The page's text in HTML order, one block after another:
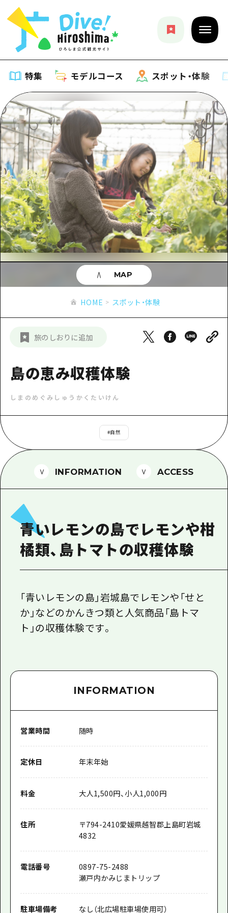
特集 モデルコース スポット・体験
特集
特集一覧
おすすめ
アート
イベント・祭り
グルメ・酒
サイクリング
ショッピング
スポーツ
ナイトライフ
定番
モデルコース
モデルコース一覧
Dive! Hiroshima 公式ガイド
広島もしもトラベル
あたらしい非日常
広島市周辺
安芸
備北
芸北
山口県東部
弾丸
日帰り
2泊3日
スポット・体験
スポット・体験一覧
広島市周辺
安芸
備後
備北
芸北
山口県東部
愛媛県
島根県
イベント
旬情報
お役立ち情報
お役立ち情報一覧
アクセス
お得な周遊チケット
HIROSHIMA FREE Wi-Fi
観光案内所
広島県を訪れる外国人旅行者向け情報一
ボランティアガイド
ガイドブック
広島県の魅力を動画でご紹介！
メディア掲載情報
フォトダウンロード
関連リンク
新着情報
事業者・学校関係者の皆さま
HOME スポット・体験
旅のしおりに追加
島の恵み収穫体験
しまのめぐみしゅうかくたいけん
#自然
MAP
INFORMATION ACCESS
青いレモンの島でレモンや柑
橘類、島トマトの収穫体験
「青いレモンの島」岩城島でレモンや「せと
か」などのかんきつ類と人気商品「島トマ
ト」の収穫体験です。
INFORMATION
営業時間 随時
定休日 年末年始
料金 大人1,500円、小人1,000円
住所 〒794-2410愛媛県越智郡上島町岩城
4832
電話番号
0897-75-2488
瀬戸内かみじまトリップ
駐車場備考 なし（北広場駐車場使用可）